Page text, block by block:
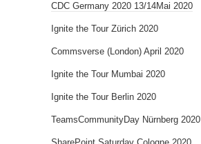
CDC Germany 2020 13/14Mai 2020
Ignite the Tour Zürich 2020
Commsverse (London) April 2020
Ignite the Tour Mumbai 2020
Ignite the Tour Berlin 2020
TeamsCommunityDay Nürnberg 2020